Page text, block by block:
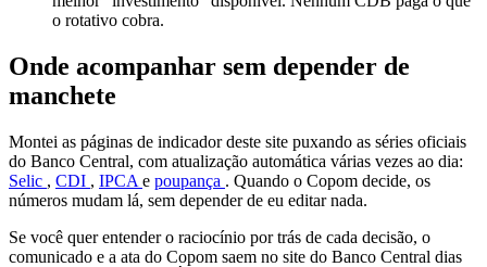
o rotativo cobra.
Onde acompanhar sem depender de
manchete
Montei as páginas de indicador deste site puxando as séries oficiais
do Banco Central, com atualização automática várias vezes ao dia:
Selic , CDI , IPCA e poupança . Quando o Copom decide, os
números mudam lá, sem depender de eu editar nada.
Se você quer entender o raciocínio por trás de cada decisão, o
comunicado e a ata do Copom saem no site do Banco Central dias